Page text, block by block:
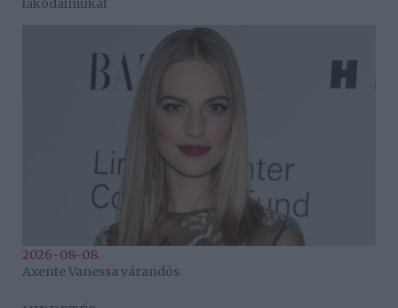
lakodalmukat
2026-08-08.
Axente Vanessa várandós